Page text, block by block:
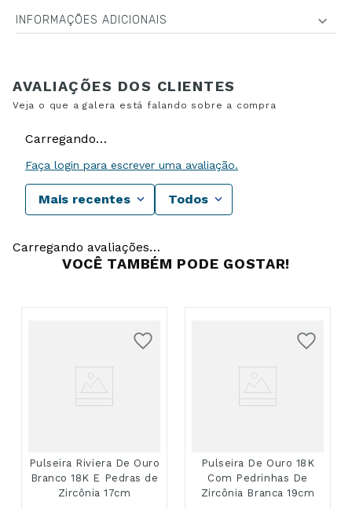
INFORMAÇÕES ADICIONAIS
Carregando…
Faça login para escrever uma avaliação.
Mais recentes Todos
Carregando avaliações…
VOCÊ TAMBÉM PODE GOSTAR!
Pulseira Riviera De Ouro
Branco 18K E Pedras de
Zircônia 17cm
Pulseira De Ouro 18K
Com Pedrinhas De
Zircônia Branca 19cm